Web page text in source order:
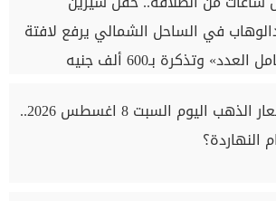
في الساحل الشمالي يرفع لافتة
العدد» وتذكرة بـ600 ألف جنيه
أسعار الذهب اليوم السبت 8 اغسطس 2026..
النهاردة؟